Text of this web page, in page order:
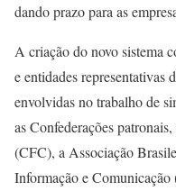
dando prazo para as
A criação do novo sistema
e entidades representativas
envolvidas no trabalho de
as Confederações
(CFC), a Associação
Informação e Comunicação